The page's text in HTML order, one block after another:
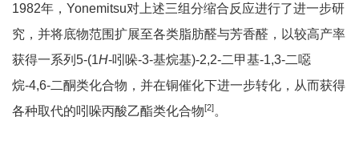
1982年，Yonemitsu对上述三组分缩合反应进行了进一步研
究，并将底物范围扩展至各类脂肪醛与芳香醛，以较高产率
获得一系列5-(1H-吲哚-3-基烷基)-2,2-二甲基-1,3-二噁
烷-4,6-二酮类化合物，并在铜催化下进一步转化，从而获得
各种取代的吲哚丙酸乙酯类化合物[2]。